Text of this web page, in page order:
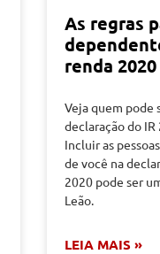
As regras
renda 2020
Veja quem pode
declaração do IR
Incluir as
de você na
2020 pode ser
Leão.
LEIA MAIS »